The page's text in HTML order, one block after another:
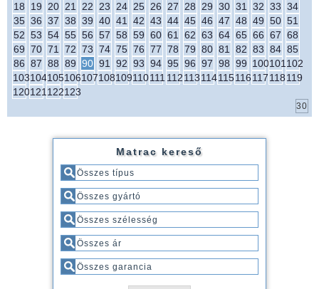
18
19 20 21 22 23 24 25 26 27 28 29 30 31 32 33 34
35 36 37 38 39 40 41 42 43 44 45 46 47 48 49 50 51
52 53 54 55 56 57 58 59 60 61 62 63 64 65 66 67 68
69 70 71 72 73 74 75 76 77 78 79 80 81 82 83 84 85
86 87 88 89 90 91 92 93 94 95 96 97 98 99 100101 102
103104105106107108109110111 112113114115116117118119
120121 122123
Matrac kereső